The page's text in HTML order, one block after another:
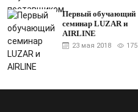
Первый обучающий
семинар LUZAR и
AIRLINE
23 мая 2018 175